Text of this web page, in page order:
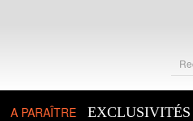
A PARAÎTRE EXCLUSIVITÉS